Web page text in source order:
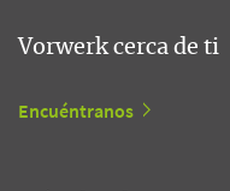
Vorwerk cerca de ti
Encuéntranos